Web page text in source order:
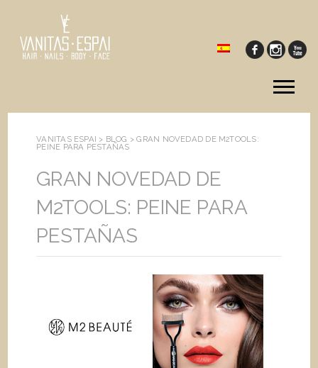
VANITAS ESPAI > BLOG >GRAN NOVEDAD DE M2TOOLS:
PEINE PARA PESTAÑAS
GRAN NOVEDAD DE
M2TOOLS: PEINE PARA
PESTAÑAS